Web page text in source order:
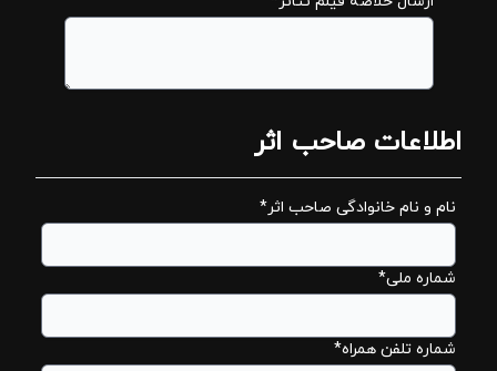
اطلاعات صاحب اثر
نام و نام خانوادگی صاحب اثر*
شماره ملی*
شماره تلفن همراه*